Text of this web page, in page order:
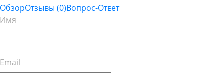
ОбзорОтзывы (0)Вопрос-Ответ
Имя
Email